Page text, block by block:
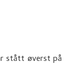
stått øverst på